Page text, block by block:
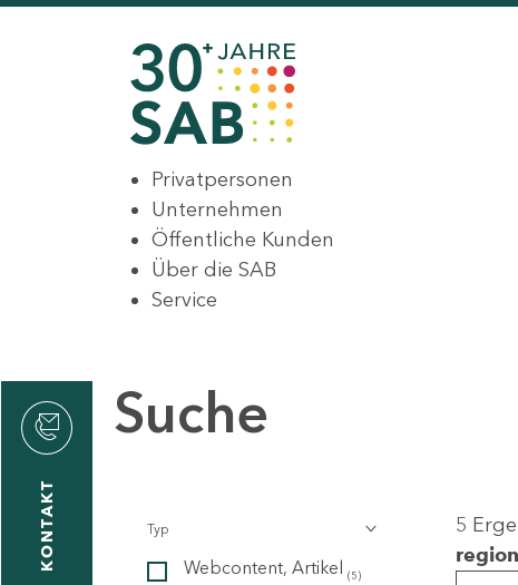
Privatpersonen
Unternehmen
Öffentliche Kunden
Über die SAB
Service
KONTAKT
Suche
Typ
Webcontent, Artikel (5)
5